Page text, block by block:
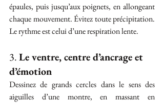
épaules, puis jusqu’aux poignets, en allongeant
chaque mouvement. Évitez toute précipitation.
Le rythme est celui d’une respiration lente.
3. Le ventre, centre d’ancrage et
d’émotion
Dessinez de grands cercles dans le sens des
aiguilles d’une montre, en massant en